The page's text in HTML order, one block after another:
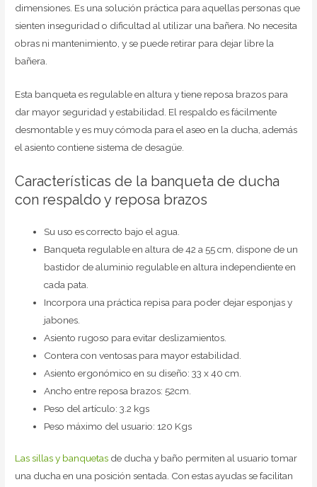
dimensiones. Es una solución práctica para aquellas personas que
sienten inseguridad o dificultad al utilizar una bañera. No necesita
obras ni mantenimiento, y se puede retirar para dejar libre la
bañera.
Esta banqueta es regulable en altura y tiene reposa brazos para
dar mayor seguridad y estabilidad. El respaldo es fácilmente
desmontable y es muy cómoda para el aseo en la ducha, además
el asiento contiene sistema de desagüe.
Características de la banqueta de ducha
con respaldo y reposa brazos
Su uso es correcto bajo el agua.
Banqueta regulable en altura de 42 a 55 cm, dispone de un
bastidor de aluminio regulable en altura independiente en
cada pata.
Incorpora una práctica repisa para poder dejar esponjas y
jabones.
Asiento rugoso para evitar deslizamientos.
Contera con ventosas para mayor estabilidad.
Asiento ergonómico en su diseño: 33 x 40 cm.
Ancho entre reposa brazos: 52cm.
Peso del artículo: 3.2 kgs
Peso máximo del usuario: 120 Kgs
Las sillas y banquetas de ducha y baño permiten al usuario tomar
una ducha en una posición sentada. Con estas ayudas se facilitan